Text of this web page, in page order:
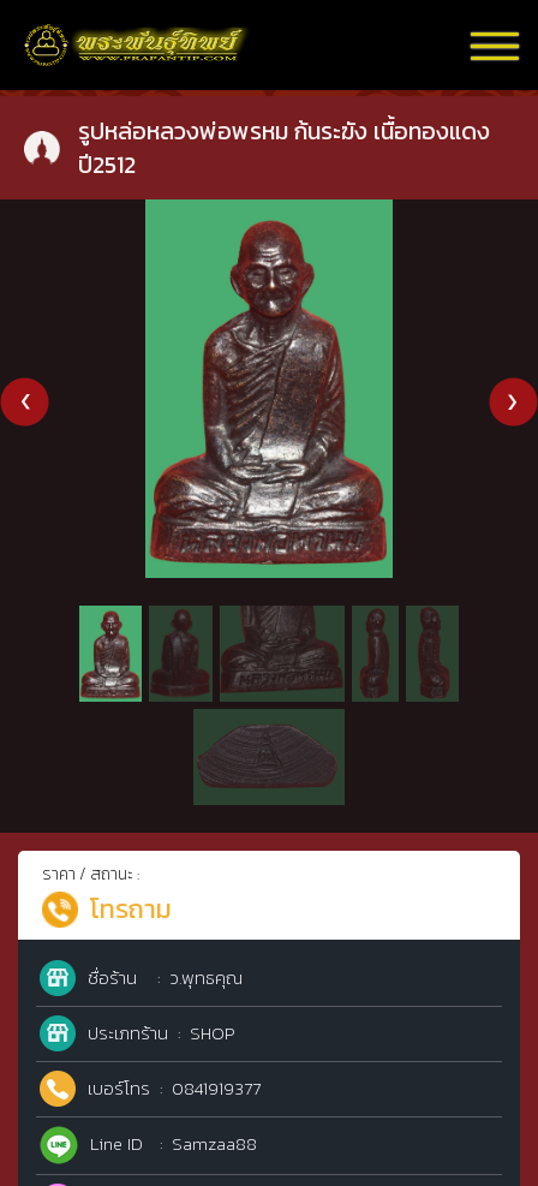
รูปหล่อหลวงพ่อพรหม ก้นระฆัง เนื้อทองแดง
ปี2512
ราคา / สถานะ :
โทรถาม
ชื่อร้าน
ว.พุทธคุณ
ประเภทร้าน
SHOP
เบอร์โทร
0841919377
Line ID
Samzaa88